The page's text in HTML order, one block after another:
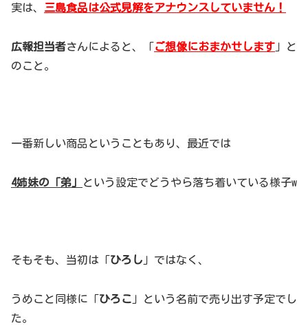
実は、 三島食品は公式見解をアナウンスしていません！
広報担当者さんによると、「ご想像におまかせします 」と
のこと。
一番新しい商品ということもあり、最近では
4姉妹の「弟」 という設定でどうやら落ち着いている様子w
そもそも、当初は「ひろし 」ではなく、
うめこと同様に「ひろこ 」という名前で売り出す予定でし
た。